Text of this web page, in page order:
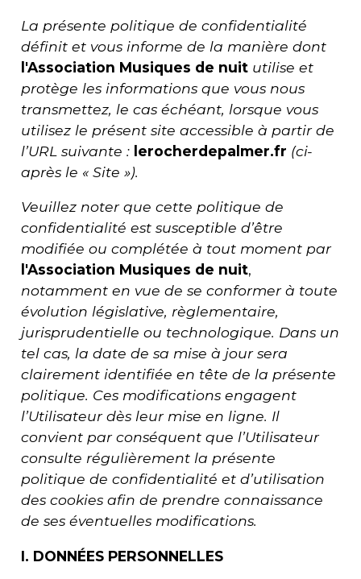
La présente politique de confidentialité
définit et vous informe de la manière dont
l'Association Musiques de nuit utilise et
protège les informations que vous nous
transmettez, le cas échéant, lorsque vous
utilisez le présent site accessible à partir de
l’URL suivante : lerocherdepalmer.fr (ci-
après le « Site »).
Veuillez noter que cette politique de
confidentialité est susceptible d’être
modifiée ou complétée à tout moment par
l'Association Musiques de nuit,
notamment en vue de se conformer à toute
évolution législative, règlementaire,
jurisprudentielle ou technologique. Dans un
tel cas, la date de sa mise à jour sera
clairement identifiée en tête de la présente
politique. Ces modifications engagent
l’Utilisateur dès leur mise en ligne. Il
convient par conséquent que l’Utilisateur
consulte régulièrement la présente
politique de confidentialité et d’utilisation
des cookies afin de prendre connaissance
de ses éventuelles modifications.
I. DONNÉES PERSONNELLES